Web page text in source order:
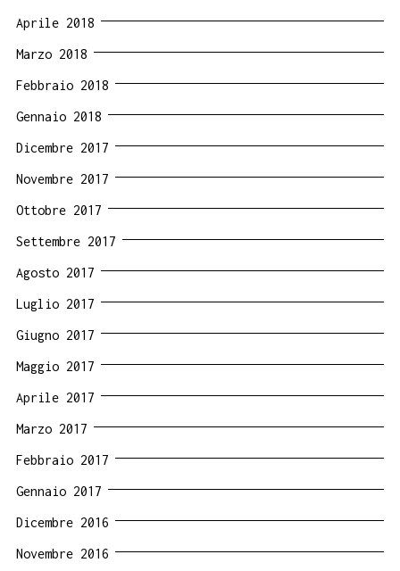
Aprile 2018
Marzo 2018
Febbraio 2018
Gennaio 2018
Dicembre 2017
Novembre 2017
Ottobre 2017
Settembre 2017
Agosto 2017
Luglio 2017
Giugno 2017
Maggio 2017
Aprile 2017
Marzo 2017
Febbraio 2017
Gennaio 2017
Dicembre 2016
Novembre 2016